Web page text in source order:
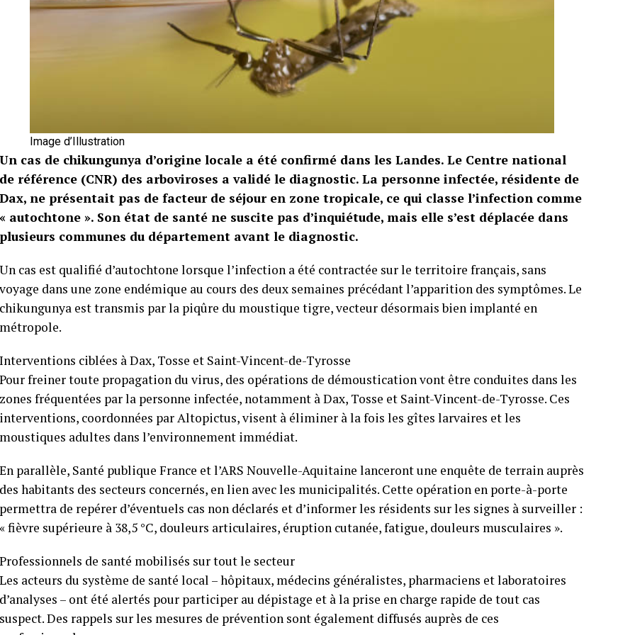
Image d’Illustration
Un cas de chikungunya d’origine locale a été confirmé dans les Landes. Le Centre national
de référence (CNR) des arboviroses a validé le diagnostic. La personne infectée, résidente de
Dax, ne présentait pas de facteur de séjour en zone tropicale, ce qui classe l’infection comme
« autochtone ». Son état de santé ne suscite pas d’inquiétude, mais elle s’est déplacée dans
plusieurs communes du département avant le diagnostic.
Un cas est qualifié d’autochtone lorsque l’infection a été contractée sur le territoire français, sans
voyage dans une zone endémique au cours des deux semaines précédant l’apparition des symptômes. Le
chikungunya est transmis par la piqûre du moustique tigre, vecteur désormais bien implanté en
métropole.
Interventions ciblées à Dax, Tosse et Saint-Vincent-de-Tyrosse
Pour freiner toute propagation du virus, des opérations de démoustication vont être conduites dans les
zones fréquentées par la personne infectée, notamment à Dax, Tosse et Saint-Vincent-de-Tyrosse. Ces
interventions, coordonnées par Altopictus, visent à éliminer à la fois les gîtes larvaires et les
moustiques adultes dans l’environnement immédiat.
En parallèle, Santé publique France et l’ARS Nouvelle-Aquitaine lanceront une enquête de terrain auprès
des habitants des secteurs concernés, en lien avec les municipalités. Cette opération en porte-à-porte
permettra de repérer d’éventuels cas non déclarés et d’informer les résidents sur les signes à surveiller :
« fièvre supérieure à 38,5 °C, douleurs articulaires, éruption cutanée, fatigue, douleurs musculaires ».
Professionnels de santé mobilisés sur tout le secteur
Les acteurs du système de santé local – hôpitaux, médecins généralistes, pharmaciens et laboratoires
d’analyses – ont été alertés pour participer au dépistage et à la prise en charge rapide de tout cas
suspect. Des rappels sur les mesures de prévention sont également diffusés auprès de ces